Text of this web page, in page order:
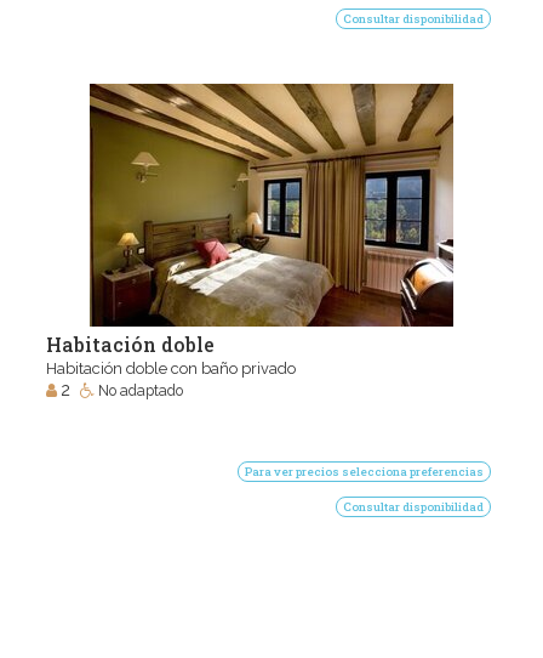
Consultar disponibilidad
Habitación doble
Habitación doble con baño privado
2 No adaptado
Para ver precios selecciona preferencias
Consultar disponibilidad